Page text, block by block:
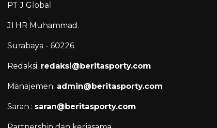
PT J Global
Jl HR Muhammad.
Surabaya - 60226.
Redaksi: redaksi@beritasporty.com
Manajemen: admin@beritasporty.com
Saran : saran@beritasporty.com